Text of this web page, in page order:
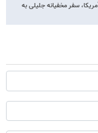
سفر مخفیانه جلیلی به